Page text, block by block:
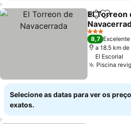
Partilhar
El Torreon
Ver preços
3 Estrelas
8,7 Excelente
a 18.5 km
El Escorial
Piscina
Selecione as datas para ver os
exatos.